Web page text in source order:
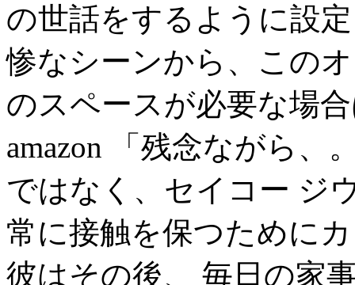
の世話をするように設
惨なシーンから、この
のスペースが必要な場
amazon 「残念ながら、
ではなく、セイコー ジ
常に接触を保つために
彼はその後、 毎日の家